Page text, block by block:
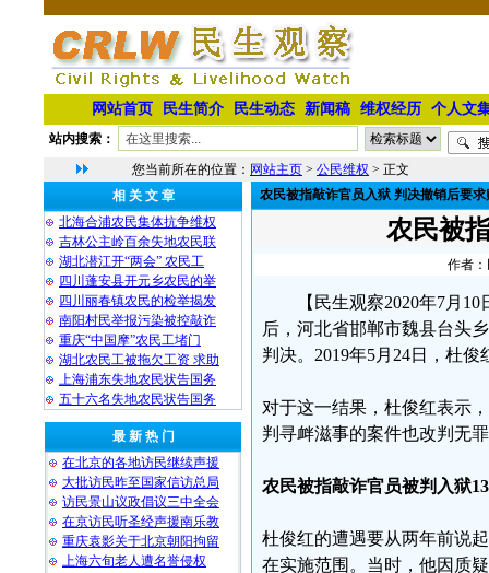
网站首页 民生简介 民生动态 新闻稿 维权经历 个人文
站内搜索：
您当前所在的位置： 网站主页 > 公民维权 > 正文
相 关 文 章
北海合浦农民集体抗争维权
吉林公主岭百余失地农民联
湖北潜江开“两会” 农民工
四川蓬安县开元乡农民的举
四川丽春镇农民的检举揭发
南阳村民举报污染被控敲诈
重庆“中国摩”农民工堵门
湖北农民工被拖欠工资 求助
上海浦东失地农民状告国务
五十六名失地农民状告国务
最 新 热 门
在北京的各地访民继续声援
大批访民昨至国家信访总局
访民景山议政倡议三中全会
在京访民听圣经声援南乐教
重庆袁影关于北京朝阳拘留
上海六旬老人遭名誉侵权
农民被指敲诈官员入狱 判决撤销后要求
农民被
作者：
【民生观察2020年7月
后，河北省邯郸市魏县台头
判决。2019年5月24日，杜
对于这一结果，杜俊红表示
判寻衅滋事的案件也改判无
农民被指敲诈官员被判入狱
杜俊红的遭遇要从两年前说
在实施范围。当时，他因质